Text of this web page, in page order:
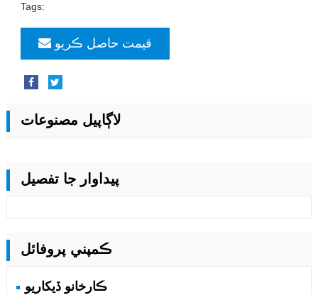
Tags:
قيمت حاصل ڪريو
لاڳاپيل مصنوعات
پيداوار جا تفصيل
ڪمپني پروفائل
ڪارخانو ڏيکاريو